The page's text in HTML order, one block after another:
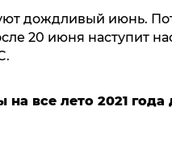
дождливый июнь.
20 июня наступит
на все лето 2021